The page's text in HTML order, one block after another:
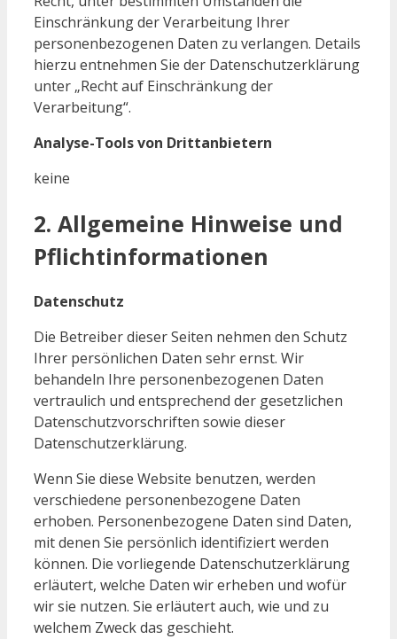
Einschränkung der Verarbeitung Ihrer
personenbezogenen Daten zu verlangen. Details
hierzu entnehmen Sie der Datenschutzerklärung
unter „Recht auf Einschränkung der
Verarbeitung“.
Analyse-Tools von Drittanbietern
keine
2. Allgemeine Hinweise und
Pflichtinformationen
Datenschutz
Die Betreiber dieser Seiten nehmen den Schutz
Ihrer persönlichen Daten sehr ernst. Wir
behandeln Ihre personenbezogenen Daten
vertraulich und entsprechend der gesetzlichen
Datenschutzvorschriften sowie dieser
Datenschutzerklärung.
Wenn Sie diese Website benutzen, werden
verschiedene personenbezogene Daten
erhoben. Personenbezogene Daten sind Daten,
mit denen Sie persönlich identifiziert werden
können. Die vorliegende Datenschutzerklärung
erläutert, welche Daten wir erheben und wofür
wir sie nutzen. Sie erläutert auch, wie und zu
welchem Zweck das geschieht.